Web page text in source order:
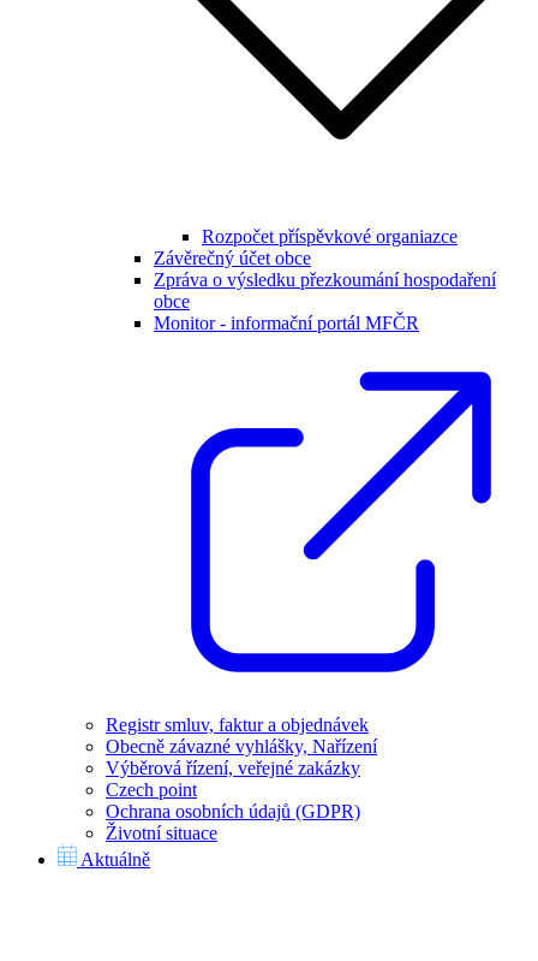
Rozpočet příspěvkové organiazce
Závěrečný účet obce
Zpráva o výsledku přezkoumání hospodaření
obce
Monitor - informační portál MFČR
Registr smluv, faktur a objednávek
Obecně závazné vyhlášky, Nařízení
Výběrová řízení, veřejné zakázky
Czech point
Ochrana osobních údajů (GDPR)
Životní situace
Aktuálně